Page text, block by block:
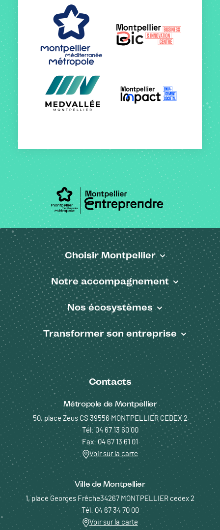
Pied de page
Choisir Montpellier
Notre accompagnement
Nos écosystèmes
Transformer son entreprise
Contacts
Métropole de Montpellier
50, place Zeus CS 39556 MONTPELLIER CEDEX 2
Tél: 04 67 13 60 00
Fax: 04 67 13 61 01
Voir sur la carte
Ville de Montpellier
1, place Georges Frêche34267 MONTPELLIER cedex 2
Tél: 04 67 34 70 00
Voir sur la carte